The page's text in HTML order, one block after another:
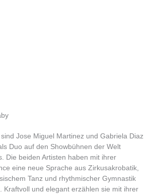
Jose Miguel Martinez und Gabriela Diaz
Duo auf den Showbühnen der Welt
Die beiden Artisten haben mit ihrer
eine neue Sprache aus Zirkusakrobatik,
Tanz und rhythmischer Gymnastik
Kraftvoll und elegant erzählen sie mit ihrer